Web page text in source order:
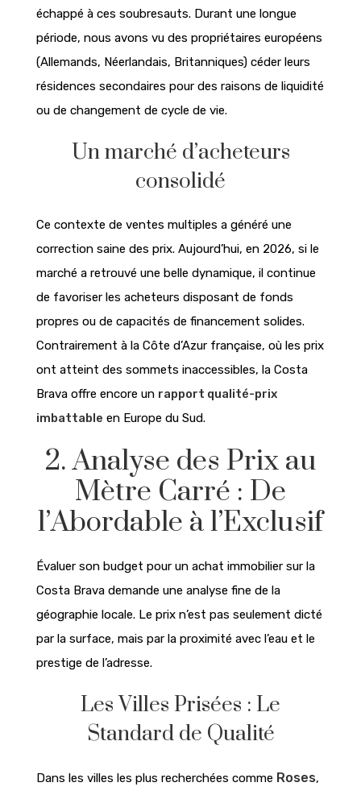
échappé à ces soubresauts. Durant une longue
période, nous avons vu des propriétaires européens
(Allemands, Néerlandais, Britanniques) céder leurs
résidences secondaires pour des raisons de liquidité
ou de changement de cycle de vie.
Un marché d’acheteurs
consolidé
Ce contexte de ventes multiples a généré une
correction saine des prix. Aujourd’hui, en 2026, si le
marché a retrouvé une belle dynamique, il continue
de favoriser les acheteurs disposant de fonds
propres ou de capacités de financement solides.
Contrairement à la Côte d’Azur française, où les prix
ont atteint des sommets inaccessibles, la Costa
Brava offre encore un rapport qualité-prix
imbattable en Europe du Sud.
2. Analyse des Prix au
Mètre Carré : De
l’Abordable à l’Exclusif
Évaluer son budget pour un achat immobilier sur la
Costa Brava demande une analyse fine de la
géographie locale. Le prix n’est pas seulement dicté
par la surface, mais par la proximité avec l’eau et le
prestige de l’adresse.
Les Villes Prisées : Le
Standard de Qualité
Dans les villes les plus recherchées comme Roses,